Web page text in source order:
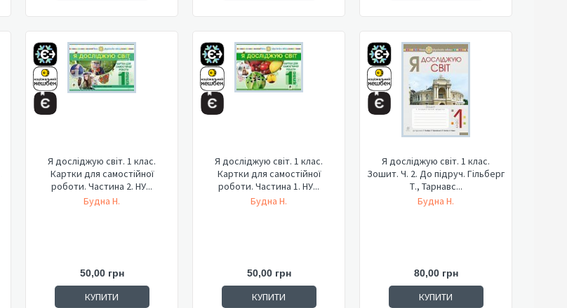
Я досліджую світ. 1 клас.
Картки для самостійної
роботи. Частина 2. НУ...
Будна Н.
50,00 грн
КУПИТИ
Я досліджую світ. 1 клас.
Картки для самостійної
роботи. Частина 1. НУ...
Будна Н.
50,00 грн
КУПИТИ
Я досліджую світ. 1 клас.
Зошит. Ч. 2. До підруч. Гільберг
Т., Тарнавс...
Будна Н.
80,00 грн
КУПИТИ